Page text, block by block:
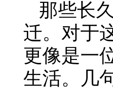
那些长
迁。对于
更像是一
生活。几